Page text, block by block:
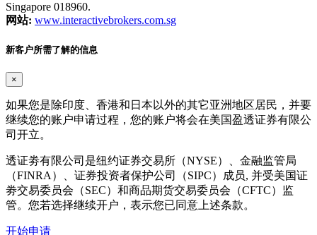
Singapore 018960.
网站: www.interactivebrokers.com.sg
新客户所需了解的信息
×
如果您是除印度、香港和日本以外的其它亚洲地区居民，并要
继续您的账户申请过程，您的账户将会在美国盈透证券有限公
司开立。
透证劵有限公司是纽约证券交易所（NYSE）、金融监管局
（FINRA）、证券投资者保护公司（SIPC）成员, 并受美国证
劵交易委员会（SEC）和商品期货交易委员会（CFTC）监
管。您若选择继续开户，表示您已同意上述条款。
开始申请